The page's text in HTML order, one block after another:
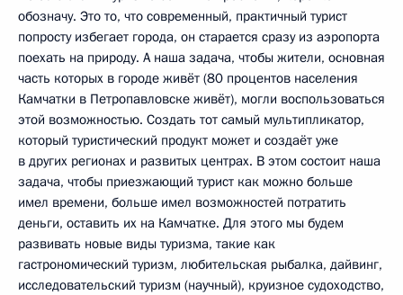
обозначу. Это то, что современный, практичный турист
попросту избегает города, он старается сразу из аэропорта
поехать на природу. А наша задача, чтобы жители, основная
часть которых в городе живёт (80 процентов населения
Камчатки в Петропавловске живёт), могли воспользоваться
этой возможностью. Создать тот самый мультипликатор,
который туристический продукт может и создаёт уже
в других регионах и развитых центрах. В этом состоит наша
задача, чтобы приезжающий турист как можно больше
имел времени, больше имел возможностей потратить
деньги, оставить их на Камчатке. Для этого мы будем
развивать новые виды туризма, такие как
гастрономический туризм, любительская рыбалка, дайвинг,
исследовательский туризм (научный), круизное судоходство,